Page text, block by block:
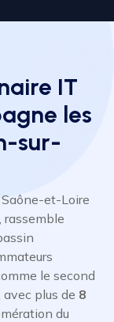
IT
les
sur-
et-Loire
, rassemble
le second
plus de 8
du